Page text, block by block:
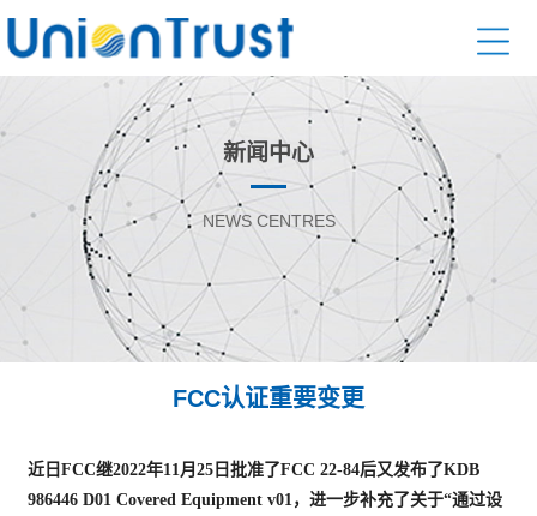
新闻中心
NEWS CENTRES
FCC认证重要变更
近日FCC继2022年11月25日批准了FCC 22-84后又发布了KDB
986446 D01 Covered Equipment v01，进一步补充了关于“通过设